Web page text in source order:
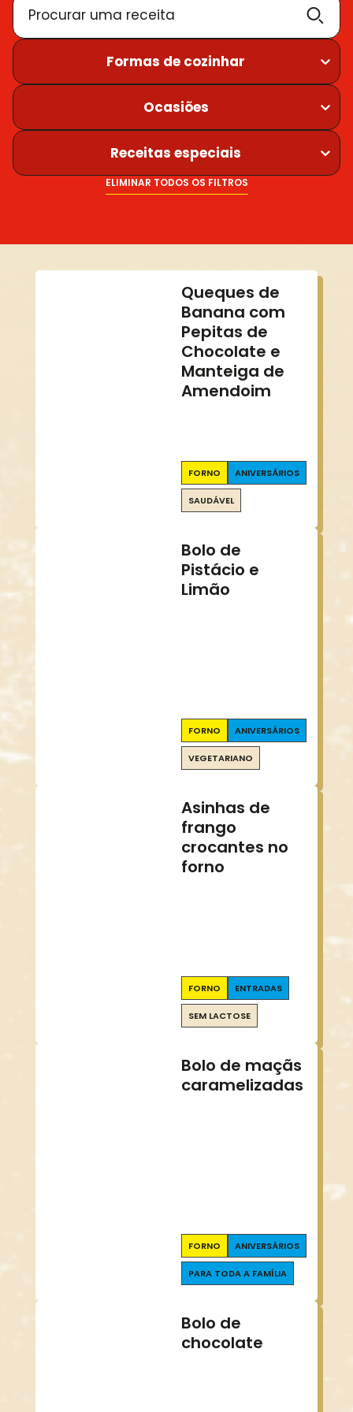
Procurar uma receita
Formas de cozinhar
Ocasiões
Receitas especiais
ELIMINAR TODOS OS FILTROS
Queques de
Banana com
Pepitas de
Chocolate e
Manteiga de
Amendoim
FORNO ANIVERSÁRIOS
SAUDÁVEL
Bolo de
Pistácio e
Limão
FORNO ANIVERSÁRIOS
VEGETARIANO
Asinhas de
frango
crocantes no
forno
FORNO ENTRADAS
SEM LACTOSE
Bolo de maçãs
caramelizadas
FORNO ANIVERSÁRIOS
PARA TODA A FAMÍLIA
Bolo de
chocolate